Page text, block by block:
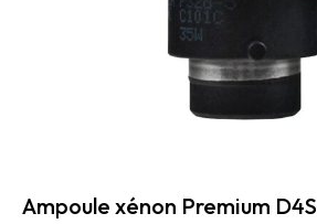
Ampoule xénon Premium D4S